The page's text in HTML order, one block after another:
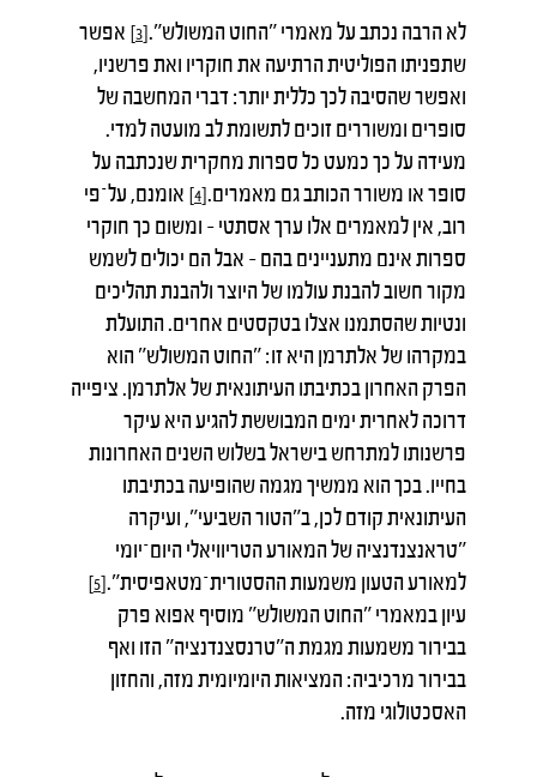
לא הרבה נכתב על מאמרי "החוט המשולש".[3]
אפשר
שתפניתו הפוליטית הרתיעה את חוקריו ואת פרשניו,
ואפשר שהסיבה לכך כללית יותר: דברי המחשבה של
סופרים ומשוררים זוכים לתשומת לב מועטה למדי.
מעידה על כך כמעט כל ספרות מחקרית שנכתבה על
סופר או משורר הכותב גם מאמרים.[4]
אומנם, על־פי
רוב, אין למאמרים אלו ערך אסתטי – ומשום כך חוקרי
ספרות אינם מתעניינים בהם – אבל הם יכולים לשמש
מקור חשוב להבנת עולמו של היוצר ולהבנת תהליכים
ונטיות שהסתמנו אצלו בטקסטים אחרים. התועלת
במקרהו של אלתרמן היא זו: "החוט המשולש" הוא
הפרק האחרון בכתיבתו העיתונאית של אלתרמן. ציפייה
דרוכה לאחרית ימים המבוששת להגיע היא עיקר
פרשנותו למתרחש בישראל בשלוש השנים האחרונות
בחייו. בכך הוא ממשיך מגמה שהופיעה בכתיבתו
העיתונאית קודם לכן, ב"הטור השביעי", ועיקרה
"טראנצנדנציה של המאורע הטריוויאלי היום־יומי
למאורע הטעון משמעות ההסטורית־מטאפיסית".[5]
עיון במאמרי "החוט המשולש" מוסיף אפוא פרק
בבירור משמעות מגמת ה"טרנסצנדנציה" הזו ואף
בבירור מרכיביה: המציאות היומיומית מזה, והחזון
האסכטולוגי מזה.